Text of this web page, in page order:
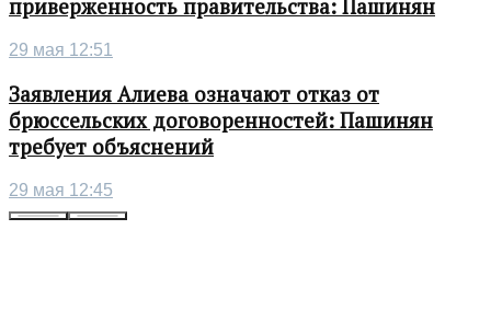
приверженность правительства: Пашинян
29 мая 12:51
Заявления Алиева означают отказ от
брюссельских договоренностей: Пашинян
требует объяснений
29 мая 12:45